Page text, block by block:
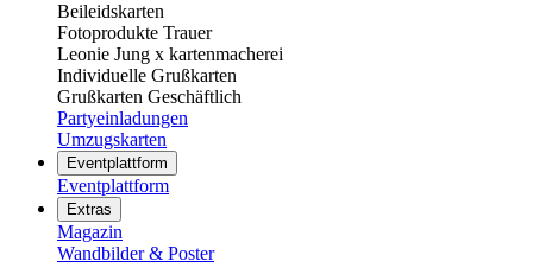
Beileidskarten
Fotoprodukte Trauer
Leonie Jung x kartenmacherei
Individuelle Grußkarten
Grußkarten Geschäftlich
Partyeinladungen
Umzugskarten
Eventplattform
Eventplattform
Extras
Magazin
Wandbilder & Poster